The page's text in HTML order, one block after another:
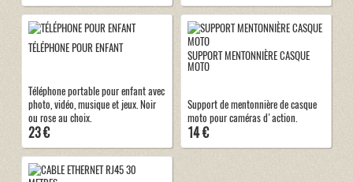
TÉLÉPHONE POUR ENFANT
Téléphone portable pour enfant avec
photo, vidéo, musique et jeux. Noir
ou rose au choix.
23 €
SUPPORT MENTONNIÈRE CASQUE
MOTO
Support de mentonnière de casque
moto pour caméras d'action.
14 €